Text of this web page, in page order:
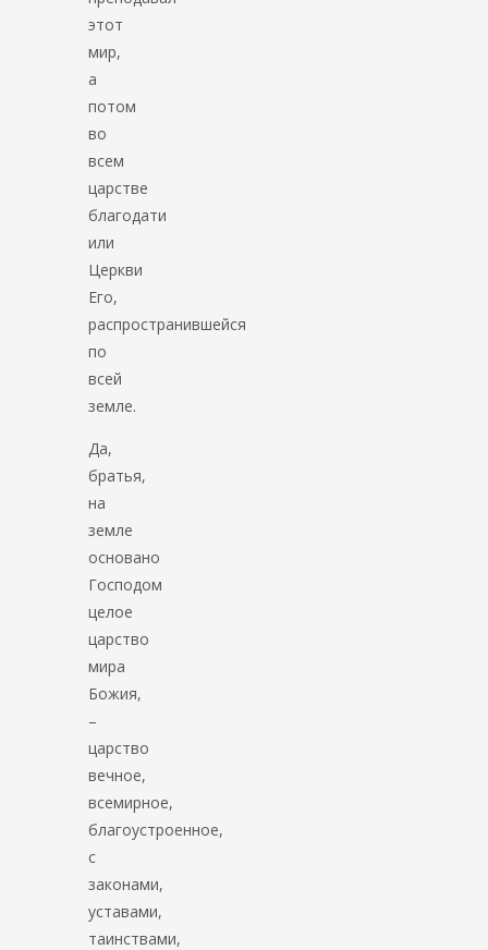
этот
мир,
а
потом
во
всем
царстве
благодати
или
Церкви
Его,
распространившейся
по
всей
земле.
Да,
братья,
на
земле
основано
Господом
целое
царство
мира
Божия,
–
царство
вечное,
всемирное,
благоустроенное,
с
законами,
уставами,
таинствами,